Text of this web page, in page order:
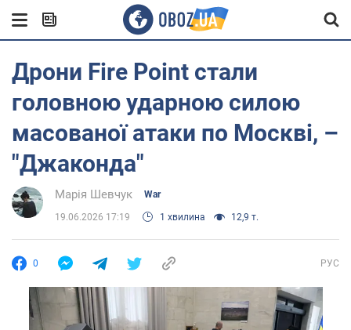
Дрони Fire Point стали
головною ударною силою
масованої атаки по Москві, –
"Джаконда"
Марія Шевчук War
19.06.2026 17:19 1 хвилина 12,9 т.
0 РУС